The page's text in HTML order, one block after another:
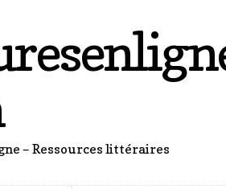
– Ressources littéraires